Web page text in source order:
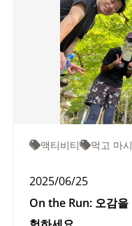
액티비티 먹고 마
2025/06/25
On the Run: 오감을